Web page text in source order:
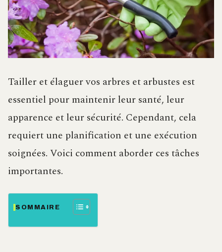
Tailler et élaguer vos arbres et arbustes est
essentiel pour maintenir leur santé, leur
apparence et leur sécurité. Cependant, cela
requiert une planification et une exécution
soignées. Voici comment aborder ces tâches
importantes.
SOMMAIRE